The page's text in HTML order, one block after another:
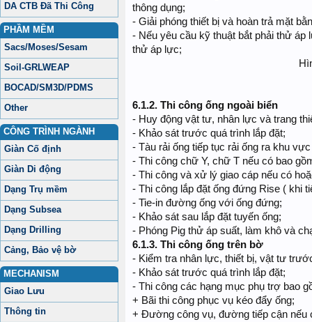
DA CTB Đã Thi Công
PHẦM MỀM
Sacs/Moses/Sesam
Soil-GRLWEAP
BOCAD/SM3D/PDMS
Other
CÔNG TRÌNH NGÀNH
Giàn Cố định
Giàn Di động
Dạng Trụ mềm
Dạng Subsea
Dạng Drilling
Cảng, Bảo vệ bờ
MECHANISM
Giao Lưu
Thông tin
thông dụng;
- Giải phóng thiết bị và hoàn trả mặt
- Nếu yêu cầu kỹ thuật bắt phải thử áp
thử áp lực;
6.1.2. Thi công ống ngoài biển
- Huy động vật tư, nhân lực và trang
- Khảo sát trước quá trình lắp đặt;
- Tàu rải ống tiếp tục rải ống ra khu
- Thi công chữ Y, chữ T nếu có bao
- Thi công và xử lý giao cáp nếu có
- Thi công lắp đặt ống đứng Rise ( khi
- Tie-in đường ống với ống đứng;
- Khảo sát sau lắp đặt tuyến ống;
- Phóng Pig thử áp suất, làm khô và
6.1.3. Thi công ống trên bờ
- Kiểm tra nhân lực, thiết bị, vật tư
- Khảo sát trước quá trình lắp đặt;
- Thi công các hạng mục phụ trợ bao
+ Bãi thi công phục vụ kéo đẩy ống;
+ Đường công vụ, đường tiếp cận nếu